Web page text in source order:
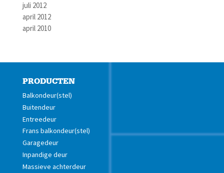
juli 2012
april 2012
april 2010
PRODUCTEN
Balkondeur(stel)
Buitendeur
Entreedeur
Frans balkondeur(stel)
Garagedeur
Inpandige deur
Massieve achterdeur